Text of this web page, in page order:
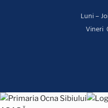
Luni –
Vineri